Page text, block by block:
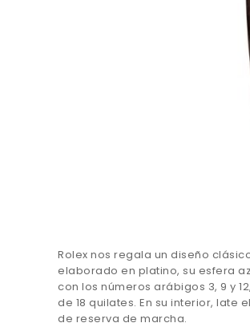
Rolex nos regala un diseño
elaborado en platino, su esfera
con los números arábigos 3, 9 y
de 18 quilates. En su interior, late
de reserva de marcha.